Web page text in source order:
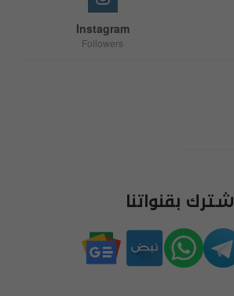
Instagram
Followers
اشترك بقنواتنا